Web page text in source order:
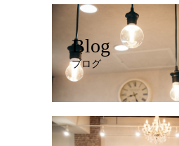
Blog
ブログ